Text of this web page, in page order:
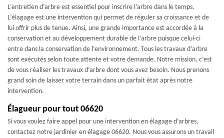
L’entretien d’arbre est essentiel pour inscrire l’arbre dans le temps.
L’élagage est une intervention qui permet de réguler sa croissance et de
lui offrir plus de tenue. Ainsi, une grande importance est accordée à la
conservation et au développement durable de l’arbre puisque celui-ci
entre dans la conservation de l’environnement. Tous les travaux d’arbre
sont exécutés selon toute attente et votre demande. Notre mission, c’est
de vous réaliser les travaux d’arbre dont vous avez besoin. Nous prenons
grand soin de laisser votre terrain dans un parfait état après notre
intervention.
Élagueur pour tout 06620
Si vous voulez faire appel pour une intervention en élagage d’arbres,
contactez notre jardinier en élagage 06620. Nous vous assurons un travail